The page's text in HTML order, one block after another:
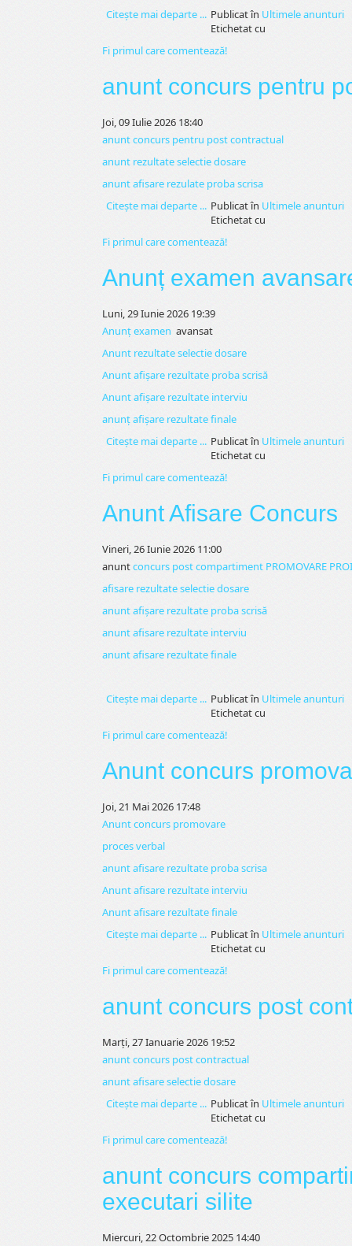
Citeşte mai departe ... Publicat în Ultimele anunturi
Etichetat cu
Fi primul care comentează!
anunt concurs pentru
Joi, 09 Iulie 2026 18:40
anunt concurs pentru post contractual
anunt rezultate selectie dosare
anunt afisare rezulate proba scrisa
Citeşte mai departe ... Publicat în Ultimele anunturi
Etichetat cu
Fi primul care comentează!
Anunț examen
Luni, 29 Iunie 2026 19:39
Anunț examen avansat
Anunt rezultate selectie dosare
Anunt afișare rezultate proba scrisă
Anunt afișare rezultate interviu
anunț afișare rezultate finale
Citeşte mai departe ... Publicat în Ultimele anunturi
Etichetat cu
Fi primul care comentează!
Anunt Afisare Concurs
Vineri, 26 Iunie 2026 11:00
anuntconcurs post compartiment PROMOVARE
afisare rezultate selectie dosare
anunt afișare rezultate proba scrisă
anunt afisare rezultate interviu
anunt afisare rezultate finale
Citeşte mai departe ... Publicat în Ultimele anunturi
Etichetat cu
Fi primul care comentează!
Anunt concurs
Joi, 21 Mai 2026 17:48
Anunt concurs promovare
proces verbal
anunt afisare rezultate proba scrisa
Anunt afisare rezultate interviu
Anunt afisare rezultate finale
Citeşte mai departe ... Publicat în Ultimele anunturi
Etichetat cu
Fi primul care comentează!
anunt concurs post
Marți, 27 Ianuarie 2026 19:52
anunt concurs post contractual
anunt afisare selectie dosare
Citeşte mai departe ... Publicat în Ultimele anunturi
Etichetat cu
Fi primul care comentează!
anunt concurs
executari silite
Miercuri, 22 Octombrie 2025 14:40